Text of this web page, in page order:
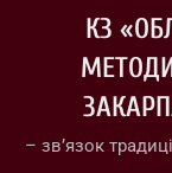
КЗ
– зв’язок